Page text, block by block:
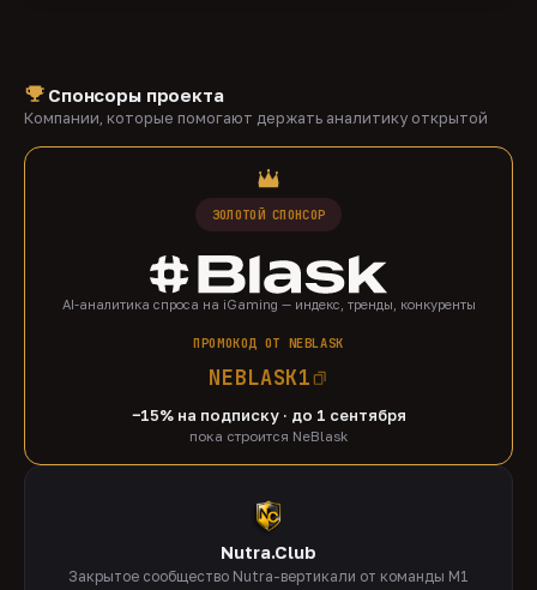
Спонсоры проекта
Компании, которые помогают держать аналитику открытой
ЗОЛОТОЙ СПОНСОР
AI-аналитика спроса на iGaming — индекс, тренды, конкуренты
ПРОМОКОД ОТ NEBLASK
NEBLASK1
−15% на подписку · до 1 сентября
пока строится NeBlask
Nutra.Club
Закрытое сообщество Nutra-вертикали от команды M1